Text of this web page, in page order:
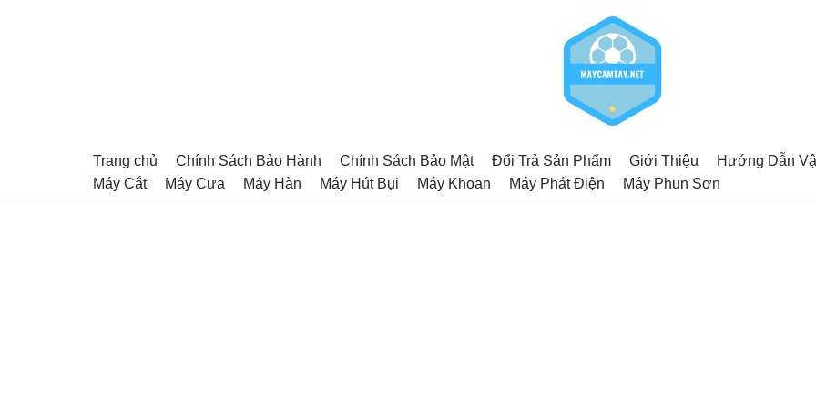
Trang chủ Chính Sách Bảo Hành Chính Sách Bảo Mật Đổi Trả Sản Phẩm Giới Thiệu Hướng Dẫn
Máy Cắt
Máy Cưa Máy Hàn Máy Hút Bụi Máy Khoan Máy Phát Điện Máy Phun Sơn